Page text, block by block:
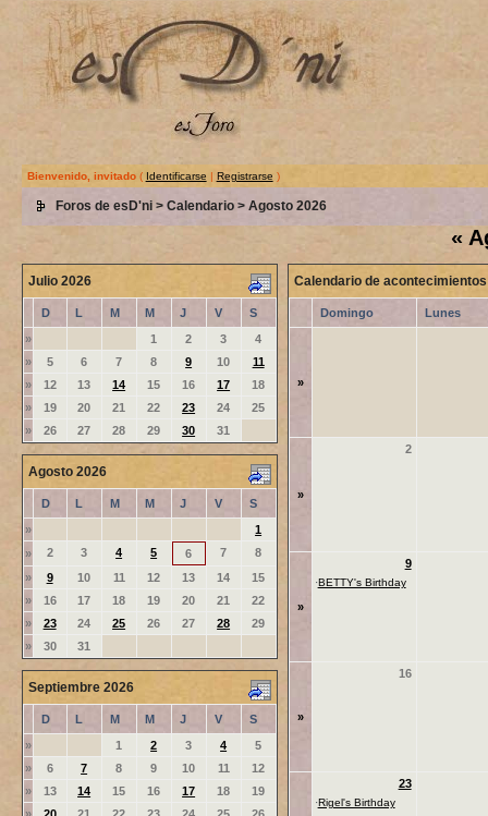
Bienvenido, invitado( Identificarse | Registrarse )
Foros de esD'ni> Calendario> Agosto 2026
«
Julio 2026
D L M M J V
S
»
1 2 3
4
»
5 6 7 8 9 10
11
»
12 13 14 15 16 17
18
»
19 20 21 22 23 24
25
»
26 27 28 29 30 31
Agosto 2026
D L M M J V
S
»
1
»
2 3 4 5 6 7
8
»
9 10 11 12 13 14
15
»
16 17 18 19 20 21
22
»
23 24 25 26 27 28
29
»
30 31
Septiembre 2026
D L M M J V
S
»
1 2 3 4
5
»
6 7 8 9 10 11
12
»
13 14 15 16 17 18
19
Calendario de acontecimientos
Domingo Lunes
»
»
2
»
9
·BETTY's Birthday
»
16
23
·Rigel's Birthday